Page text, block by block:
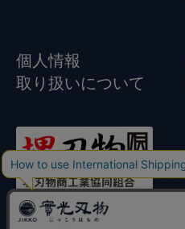
個人情報
取り扱いについて